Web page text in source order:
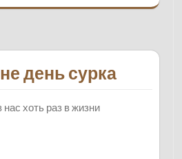
день сурка
хоть раз в жизни